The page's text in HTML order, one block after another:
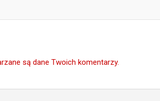
są dane Twoich komentarzy.